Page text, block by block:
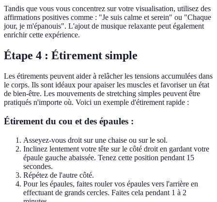
Tandis que vous vous concentrez sur votre visualisation, utilisez des
affirmations positives comme : "Je suis calme et serein" ou "Chaque
jour, je m'épanouis". L'ajout de musique relaxante peut également
enrichir cette expérience.
Étape 4 : Étirement simple
Les étirements peuvent aider à relâcher les tensions accumulées dans
le corps. Ils sont idéaux pour apaiser les muscles et favoriser un état
de bien-être. Les mouvements de stretching simples peuvent être
pratiqués n'importe où. Voici un exemple d'étirement rapide :
Étirement du cou et des épaules :
Asseyez-vous droit sur une chaise ou sur le sol.
Inclinez lentement votre tête sur le côté droit en gardant votre
épaule gauche abaissée. Tenez cette position pendant 15
secondes.
Répétez de l'autre côté.
Pour les épaules, faites rouler vos épaules vers l'arrière en
effectuant de grands cercles. Faites cela pendant 1 à 2